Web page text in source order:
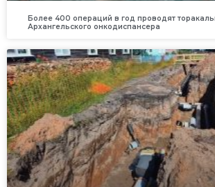
Более 400 операций в год проводят
Архангельского онкодиспансера